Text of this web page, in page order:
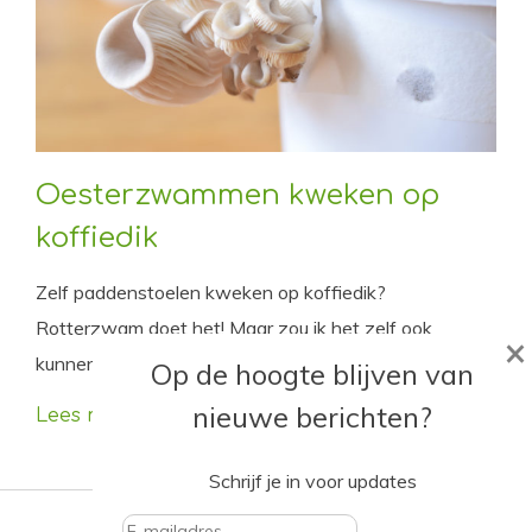
Oesterzwammen kweken op
koffiedik
Zelf paddenstoelen kweken op koffiedik?
Rotterzwam doet het! Maar zou ik het zelf ook
kunnen? Dat wilde ik natuurlijk wel eens proberen.
Lees meer
Op de hoogte blijven van
nieuwe berichten?
Schrijf je in voor updates
×